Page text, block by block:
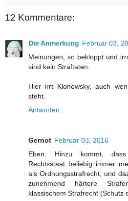
12 Kommentare:
Die Anmerkung Februar 03,
Meinungen, so bekloppt und
sind kein Straftaten.
Hier irrt Klonowsky, auch
steht.
Antworten
Gernot Februar 03, 2016
Eben. Hinzu kommt,
Rechtsstaat beliebig immer
als Ordnungsstrafrecht, und
zunehmend härtere
klassischem Strafrecht (Schutz